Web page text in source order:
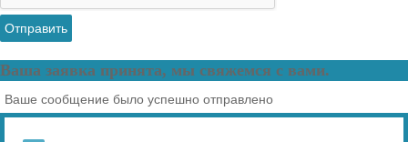
Отправить
Ваша заявка принята, мы свяжемся с вами.
Ваше сообщение было успешно отправлено